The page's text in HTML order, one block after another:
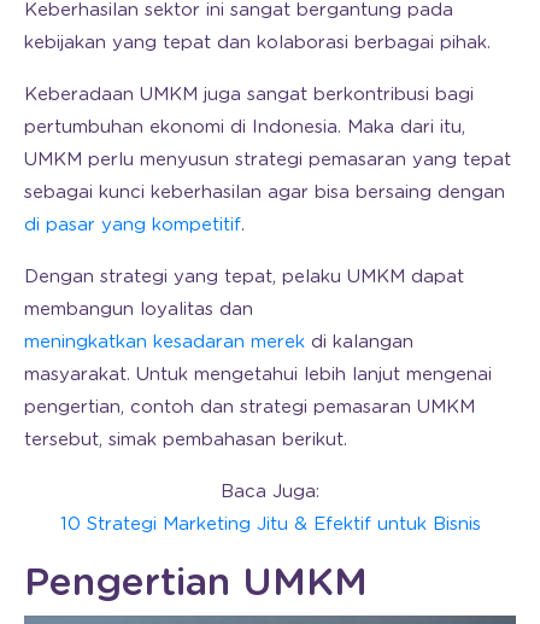
Keberhasilan sektor ini sangat bergantung pada
kebijakan yang tepat dan kolaborasi berbagai pihak.
Keberadaan UMKM juga sangat berkontribusi bagi
pertumbuhan ekonomi di Indonesia. Maka dari itu,
UMKM perlu menyusun strategi pemasaran yang tepat
sebagai kunci keberhasilan agar bisa bersaing dengan
di pasar yang kompetitif.
Dengan strategi yang tepat, pelaku UMKM dapat
membangun loyalitas dan
meningkatkan kesadaran merek di kalangan
masyarakat. Untuk mengetahui lebih lanjut mengenai
pengertian, contoh dan strategi pemasaran UMKM
tersebut, simak pembahasan berikut.
Baca Juga:
10 Strategi Marketing Jitu & Efektif untuk Bisnis
Pengertian UMKM